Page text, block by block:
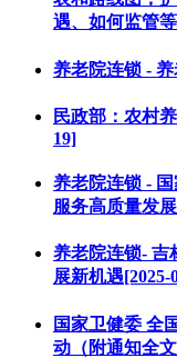
遇、如何监管
养老院连锁 -
民政部：农村
19]
养老院连锁 -
服务高质量发
养老院连锁- 吉
展新机遇[2025-
国家卫健委 全
动（附通知全